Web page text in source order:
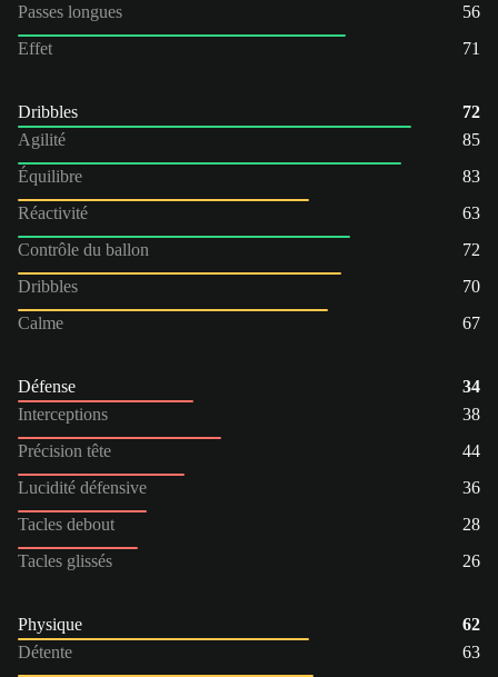
Passes longues
56
Effet
71
Dribbles
72
Agilité
85
Équilibre
83
Réactivité
63
Contrôle du ballon
72
Dribbles
70
Calme
67
Défense
34
Interceptions
38
Précision tête
44
Lucidité défensive
36
Tacles debout
28
Tacles glissés
26
Physique
62
Détente
63